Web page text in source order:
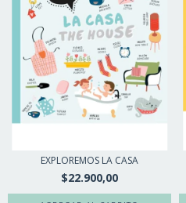
EXPLOREMOS LA CASA
$22.900,00